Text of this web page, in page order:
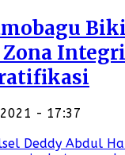
- 17:37